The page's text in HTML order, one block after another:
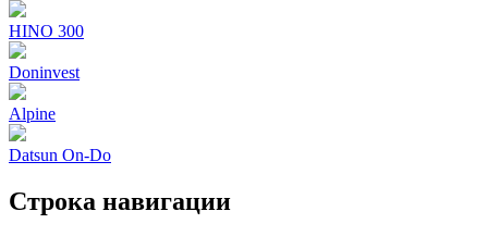
HINO 300
Doninvest
Alpine
Datsun On-Do
Строка навигации